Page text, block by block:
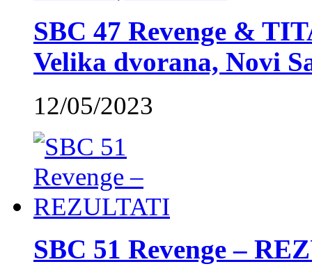
SBC 47 Revenge &
Velika dvorana, Novi
12/05/2023
SBC 51 Revenge –